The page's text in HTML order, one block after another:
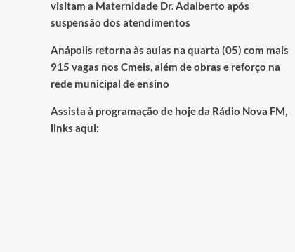
visitam a Maternidade Dr. Adalberto após
suspensão dos atendimentos
Anápolis retorna às aulas na quarta (05) com mais
915 vagas nos Cmeis, além de obras e reforço na
rede municipal de ensino
Assista à programação de hoje da Rádio Nova FM,
links aqui: